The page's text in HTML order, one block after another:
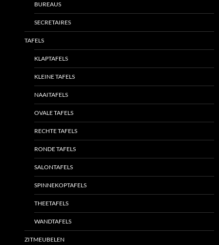
BUREAUS
SECRETAIRES
TAFELS
KLAPTAFELS
KLEINE TAFELS
NAAITAFELS
OVALE TAFELS
RECHTE TAFELS
RONDE TAFELS
SALONTAFELS
SPINNEKOPTAFELS
THEETAFELS
WANDTAFELS
ZITMEUBELEN